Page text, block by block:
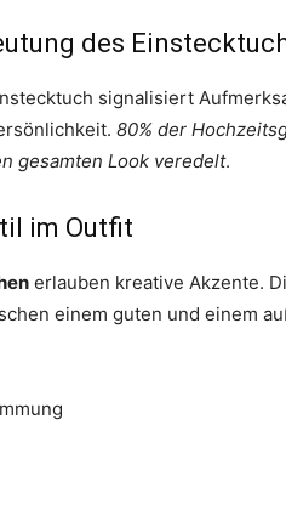
des
signalisiert
80% der
gesamten Look veredelt.
im Outfit
erlauben kreative Akzente.
einem guten und einem